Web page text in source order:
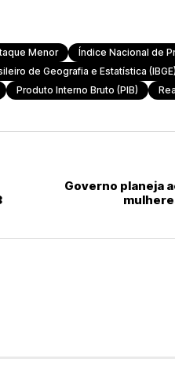
Menor
Índice Nacional de
de Geografia e Estatística (IBGE)
Produto Interno Bruto (PIB)
Governo planeja